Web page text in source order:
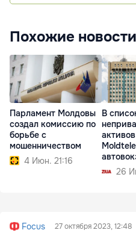
Похожие новости
Парламент Молдовы
создал комиссию по
борьбе с
мошенничеством
4 Июн. 21:16
В
26
Focus 27 октября 2023, 12:48